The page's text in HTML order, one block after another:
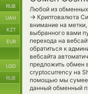
Любой из обменных
→ Криптовалюта
внимание на
выбранного вами
перехода на
обратиться к
вебсайта
предложить обмен
cryptocurrency на
помощью мы
данный обменный
RUB
UAH
KZT
EUR
USD
RUB